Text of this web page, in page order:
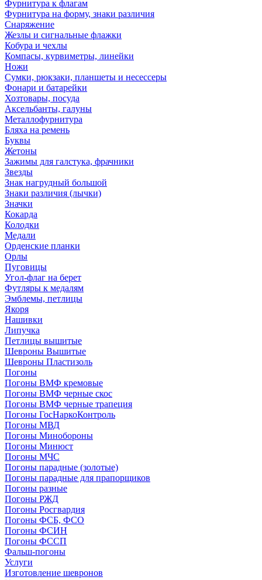
Фурнитура к флагам
Фурнитура на форму, знаки различия
Снаряжение
Жезлы и сигнальные флажки
Кобура и чехлы
Компасы, курвиметры, линейки
Ножи
Сумки, рюкзаки, планшеты и несессеры
Фонари и батарейки
Хозтовары, посуда
Аксельбанты, галуны
Металлофурнитура
Бляха на ремень
Буквы
Жетоны
Зажимы для галстука, фрачники
Звезды
Знак нагрудный большой
Знаки различия (лычки)
Значки
Кокарда
Колодки
Медали
Орденские планки
Орлы
Пуговицы
Угол-флаг на берет
Футляры к медалям
Эмблемы, петлицы
Якоря
Нашивки
Липучка
Петлицы вышитые
Шевроны Вышитые
Шевроны Пластизоль
Погоны
Погоны ВМФ кремовые
Погоны ВМФ черные скос
Погоны ВМФ черные трапеция
Погоны ГосНаркоКонтроль
Погоны МВД
Погоны Минобороны
Погоны Минюст
Погоны МЧС
Погоны парадные (золотые)
Погоны парадные для прапорщиков
Погоны разные
Погоны РЖД
Погоны Росгвардия
Погоны ФСБ, ФСО
Погоны ФСИН
Погоны ФССП
Фальш-погоны
Услуги
Изготовление шевронов